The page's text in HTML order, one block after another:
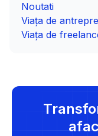
Noutati
Viața de
Viața de